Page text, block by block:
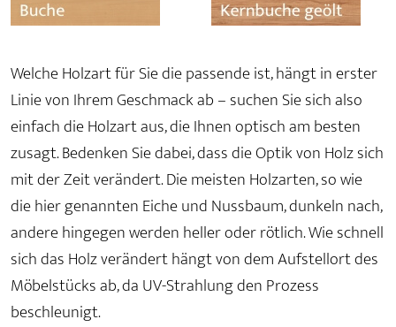
Welche Holzart für Sie die passende ist, hängt in erster
Linie von Ihrem Geschmack ab – suchen Sie sich also
einfach die Holzart aus, die Ihnen optisch am besten
zusagt. Bedenken Sie dabei, dass die Optik von Holz sich
mit der Zeit verändert. Die meisten Holzarten, so wie
die hier genannten Eiche und Nussbaum, dunkeln nach,
andere hingegen werden heller oder rötlich. Wie schnell
sich das Holz verändert hängt von dem Aufstellort des
Möbelstücks ab, da UV-Strahlung den Prozess
beschleunigt.